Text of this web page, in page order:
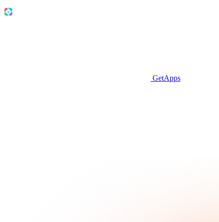
GetApps